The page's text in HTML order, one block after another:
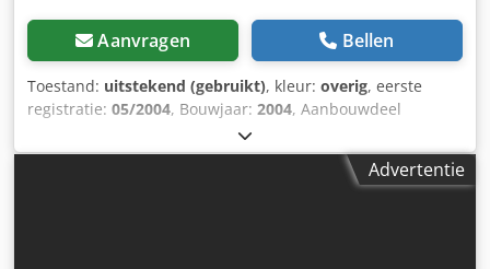
Aanvragen Bellen
Toestand: uitstekend (gebruikt), kleur: overig, eerste
registratie: 05/2004, Bouwjaar: 2004, Aanbouwdeel
geschikt voor: Vrachtwagens Technische staat: zeer goed
Chodjzr Hu Aepfx Abfja Optische staat: zeer goed
Advertentie